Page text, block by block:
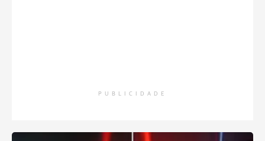
PUBLICIDADE